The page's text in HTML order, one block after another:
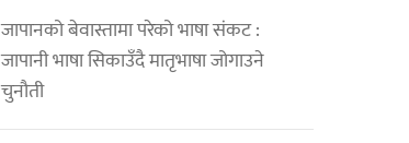
जापानको बेवास्तामा परेको भाषा संकट :
जापानी भाषा सिकाउँदै मातृभाषा जोगाउने
चुनौती